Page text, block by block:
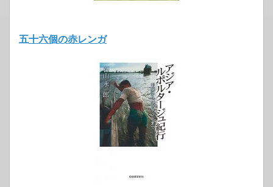
五十六個の赤レンガ